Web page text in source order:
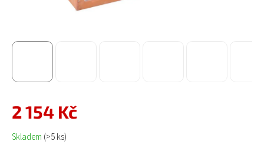
2 154 Kč
Měrná cena:
Skladem (>5 ks)